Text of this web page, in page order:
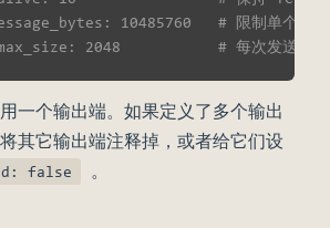
10485760   # 限制单个消息
2048           # 每次发送请求
一个输出端。如果定义了多个输出
其它输出端注释掉，或者给它们设
false 。